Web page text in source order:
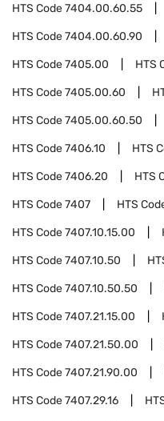
HTS Code7404.00.60.55
HTS Code7404.00.60.90
HTS Code7405.00 HTS
HTS Code7405.00.60
HTS Code7405.00.60.50
HTS Code7406.10 HTS
HTS Code7406.20 HTS
HTS Code7407 HTS
HTS Code7407.10.15.00
HTS Code7407.10.50
HTS Code7407.10.50.50
HTS Code7407.21.15.00
HTS Code7407.21.50.00
HTS Code7407.21.90.00
HTS Code7407.29.16